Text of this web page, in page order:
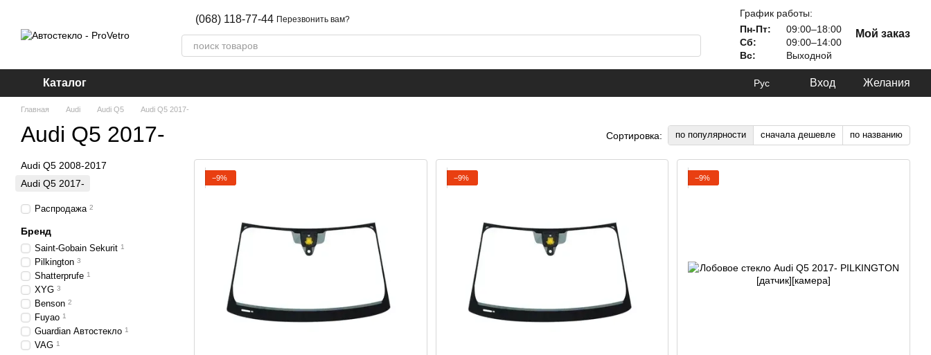
(068) 118-77-44 Перезвонить вам?
График работы:
Пн-Пт:
09:00–18:00
Сб:
09:00–14:00
Вс:
Выходной
Мой заказ
Каталог Рус Вход Желания
Главная Audi Audi Q5 Audi Q5 2017-
Audi Q5 2017- Сортировка: по популярности сначала дешевле по названию
−9% −9% −9%
Audi Q5 2008-2017
Audi Q5 2017-
Распродажа 2
Бренд
Saint-Gobain Sekurit 1
Pilkington 3
Shatterprufe 1
XYG 3
Benson 2
Fuyao 1
Guardian Автостекло 1
VAG 1